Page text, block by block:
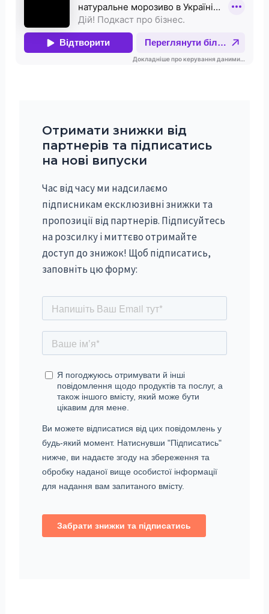
Отримати знижки від
партнерів та підписатись
на нові випуски
Час від часу ми надсилаємо
підписникам ексклюзивні знижки та
пропозиції від партнерів. Підписуйтесь
на розсилку і миттєво отримайте
доступ до знижок! Щоб підписатись,
заповніть цю форму: